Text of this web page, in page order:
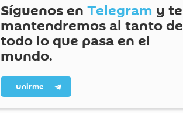
Síguenos en Telegram y te
mantendremos al tanto de
todo lo que pasa en el
mundo.
Unirme